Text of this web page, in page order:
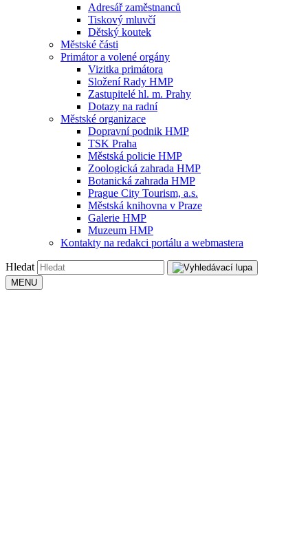
Adresář zaměstnanců
Tiskový mluvčí
Dětský koutek
Městské části
Primátor a volené orgány
Vizitka primátora
Složení Rady HMP
Zastupitelé hl. m. Prahy
Dotazy na radní
Městské organizace
Dopravní podnik HMP
TSK Praha
Městská policie HMP
Zoologická zahrada HMP
Botanická zahrada HMP
Prague City Tourism, a.s.
Městská knihovna v Praze
Galerie HMP
Muzeum HMP
Kontakty na redakci portálu a webmastera
Hledat
MENU